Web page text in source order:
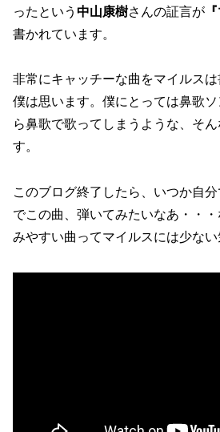
ったという 中山康樹さんの証言が
書かれています。
非常にキャッチーな曲をマイルス
僕は思います。僕にとっては鼻歌
ら鼻歌で歌ってしまうような、そ
す。
このブログ終了したら、いつか自
でこの曲、弾いてみたいなあ・・
みやすい曲ってマイルスには少ない